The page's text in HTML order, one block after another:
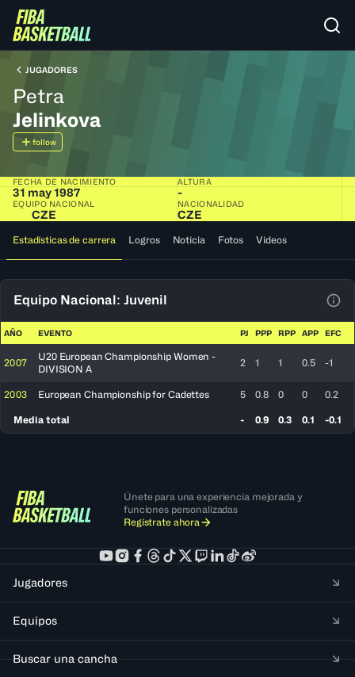
JUGADORES
Petra
Jelinkova
follow
FECHA DE NACIMIENTO
31 may 1987
ALTURA
-
EQUIPO NACIONAL
CZE
NACIONALIDAD
CZE
Estadísticas de carrera Logros Noticia Fotos Videos
Equipo Nacional: Juvenil
AÑO EVENTO PJ PPP RPP APP EFC
2007
U20 European Championship Women -
DIVISION A
2 1 1 0.5 -1
2003 European Championship for Cadettes 5 0.8 0 0 0.2
Media total - 0.9 0.3 0.1 -0.1
Únete para una experiencia mejorada y
funciones personalizadas
Regístrate ahora
Jugadores
Equipos
Buscar una cancha